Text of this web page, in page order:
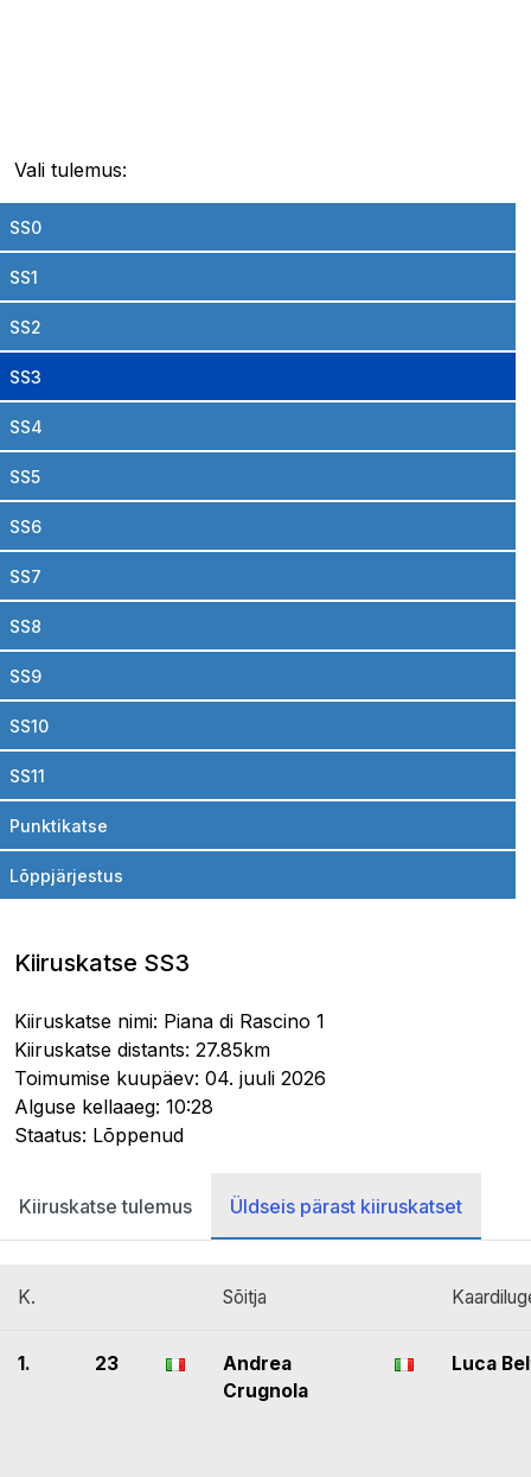
Vali tulemus:
SS0
SS1
SS2
SS3
SS4
SS5
SS6
SS7
SS8
SS9
SS10
SS11
Punktikatse
Lõppjärjestus
Kiiruskatse SS3
Kiiruskatse nimi: Piana di Rascino 1
Kiiruskatse distants: 27.85km
Toimumise kuupäev: 04. juuli 2026
Alguse kellaaeg: 10:28
Staatus: Lõppenud
Kiiruskatse tulemus Üldseis pärast kiiruskatset
K. Sõitja
1. 23
Andrea
Crugnola
Luca